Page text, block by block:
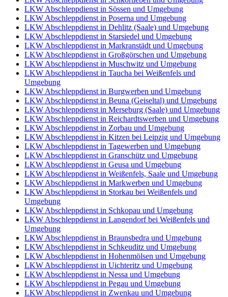
LKW Abschleppdienst in Sössen und Umgebung
LKW Abschleppdienst in Poserna und Umgebung
LKW Abschleppdienst in Dehlitz (Saale) und Umgebung
LKW Abschleppdienst in Starsiedel und Umgebung
LKW Abschleppdienst in Markranstädt und Umgebung
LKW Abschleppdienst in Großgörschen und Umgebung
LKW Abschleppdienst in Muschwitz und Umgebung
LKW Abschleppdienst in Taucha bei Weißenfels und
Umgebung
LKW Abschleppdienst in Burgwerben und Umgebung
LKW Abschleppdienst in Beuna (Geiseltal) und Umgebung
LKW Abschleppdienst in Merseburg (Saale) und Umgebung
LKW Abschleppdienst in Reichardtswerben und Umgebung
LKW Abschleppdienst in Zorbau und Umgebung
LKW Abschleppdienst in Kitzen bei Leipzig und Umgebung
LKW Abschleppdienst in Tagewerben und Umgebung
LKW Abschleppdienst in Granschütz und Umgebung
LKW Abschleppdienst in Geusa und Umgebung
LKW Abschleppdienst in Weißenfels, Saale und Umgebung
LKW Abschleppdienst in Markwerben und Umgebung
LKW Abschleppdienst in Storkau bei Weißenfels und
Umgebung
LKW Abschleppdienst in Schkopau und Umgebung
LKW Abschleppdienst in Langendorf bei Weißenfels und
Umgebung
LKW Abschleppdienst in Braunsbedra und Umgebung
LKW Abschleppdienst in Schkeuditz und Umgebung
LKW Abschleppdienst in Hohenmölsen und Umgebung
LKW Abschleppdienst in Uichteritz und Umgebung
LKW Abschleppdienst in Nessa und Umgebung
LKW Abschleppdienst in Pegau und Umgebung
LKW Abschleppdienst in Zwenkau und Umgebung